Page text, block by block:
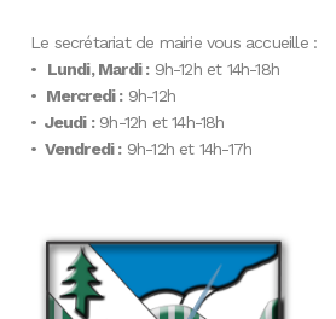
Le secrétariat de mairie vous accueille :
• Lundi, Mardi :9h-12h et 14h-18h
• Mercredi :9h-12h
• Jeudi :9h-12h et 14h-18h
• Vendredi :9h-12h et 14h-17h